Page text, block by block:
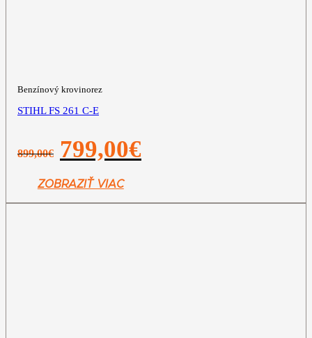
Benzínový krovinorez
STIHL FS 261 C-E
899,00€
Pôvodná
cena
899,00€.
799,00€
ZOBRAZIŤ VIAC